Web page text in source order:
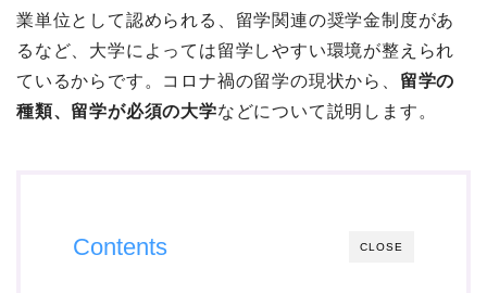
業単位として認められる、留学関連の奨学金制度があ
るなど、大学によっては留学しやすい環境が整えられ
ているからです。コロナ禍の留学の現状から、 留学の
種類、留学が必須の大学などについて説明します。
CLOSE
Contents